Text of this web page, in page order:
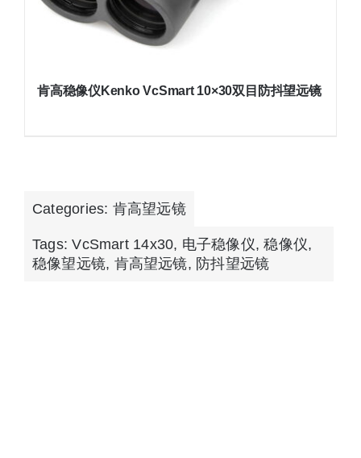
肯高稳像仪Kenko VcSmart 10×30双目防抖望远镜
Categories: 肯高望远镜
Tags:VcSmart 14x30, 电子稳像仪,稳像仪,
稳像望远镜, 肯高望远镜, 防抖望远镜